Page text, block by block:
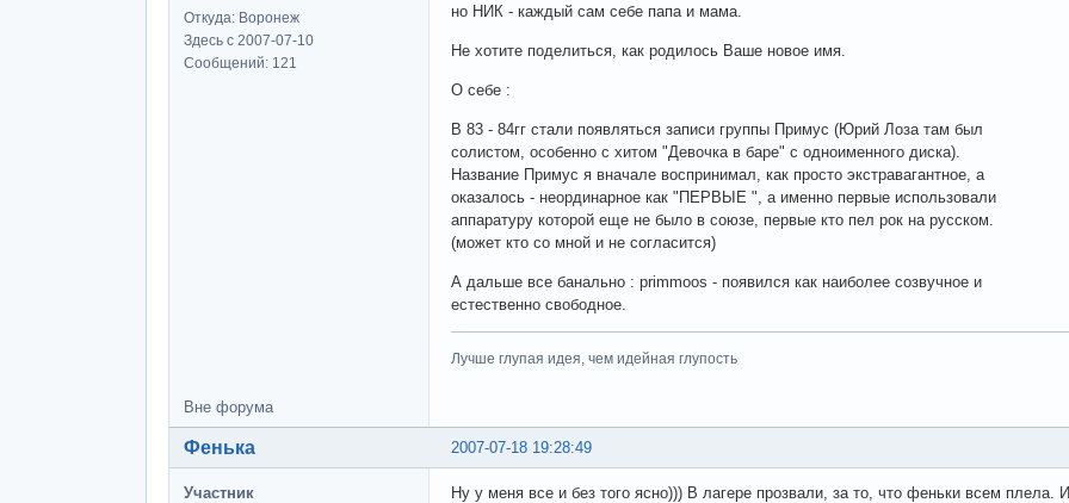
Откуда: Воронеж
Здесь с 2007-07-10
Сообщений: 121
но НИК - каждый сам себе папа и мама.
Не хотите поделиться, как родилось Ваше новое имя.
О себе :
В 83 - 84гг стали появляться записи группы Примус (Юрий Лоза там был
солистом, особенно с хитом "Девочка в баре" с одноименного диска).
Название Примус я вначале воспринимал, как просто экстравагантное, а
оказалось - неординарное как "ПЕРВЫЕ ", а именно первые использовали
аппаратуру которой еще не было в союзе, первые кто пел рок на русском.
(может кто со мной и не согласится)
А дальше все банально : primmoos - появился как наиболее созвучное и
естественно свободное.
Лучше глупая идея, чем идейная глупость
Вне форума
2007-07-18 19:28:49
Фенька
Участник
Ну у меня все и без того ясно))) В лагере прозвали, за то, что феньки всем